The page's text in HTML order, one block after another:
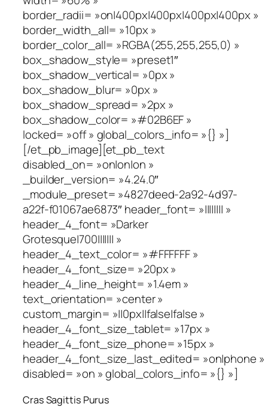
border_radii= »on|400px|400px|400px|400px »
border_width_all= »10px »
border_color_all= »RGBA(255,255,255,0) »
box_shadow_style= »preset1″
box_shadow_vertical= »0px »
box_shadow_blur= »0px »
box_shadow_spread= »2px »
box_shadow_color= »#02B6EF »
locked= »off » global_colors_info= »{} »]
[/et_pb_image][et_pb_text
disabled_on= »on|on|on »
_builder_version= »4.24.0″
_module_preset= »4827deed-2a92-4d97-
a22f-f01067ae6873″ header_font= »|||||||| »
header_4_font= »Darker
Grotesque|700||||||| »
header_4_text_color= »#FFFFFF »
header_4_font_size= »20px »
header_4_line_height= »1.4em »
text_orientation= »center »
custom_margin= »||0px||false|false »
header_4_font_size_tablet= »17px »
header_4_font_size_phone= »15px »
header_4_font_size_last_edited= »on|phone »
disabled= »on » global_colors_info= »{} »]
Cras Sagittis Purus